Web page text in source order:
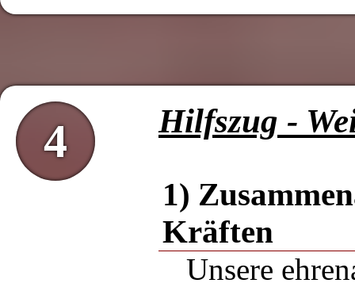
4 Hilfszug -
1)
Kräften
Unsere